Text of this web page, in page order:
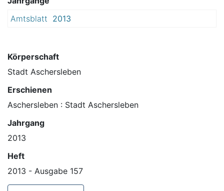
Amtsblatt 2013
Körperschaft
Stadt Aschersleben
Erschienen
Aschersleben : Stadt Aschersleben
Jahrgang
2013
Heft
2013 - Ausgabe 157